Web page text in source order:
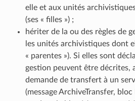
elle et aux unités
(ses « filles ») ;
hériter de la ou des règles de
les unités archivistiques dont
« parentes »). Si elles sont
gestion peuvent être décrites,
demande de transfert à un
(message ArchiveTransfer,